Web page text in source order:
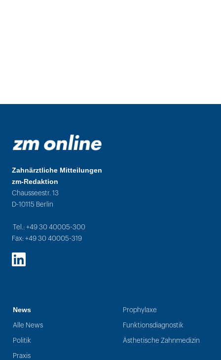
Zahnärztliche Mitteilungen
zm-Redaktion
Chausseestr. 13
D-10115 Berlin
Tel.: +49 30 40005-300
Fax: +49 30 40005-319
LinkedIn
News
Alle News
Politik
Praxis
Prophylaxe
Funktionsdiagnostik
Ästhetische Zahnmedizin